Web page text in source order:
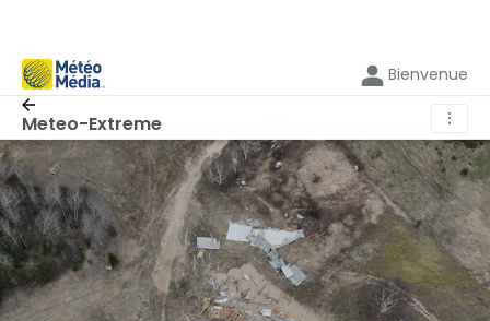
Bienvenue
Meteo-Extreme ⋮